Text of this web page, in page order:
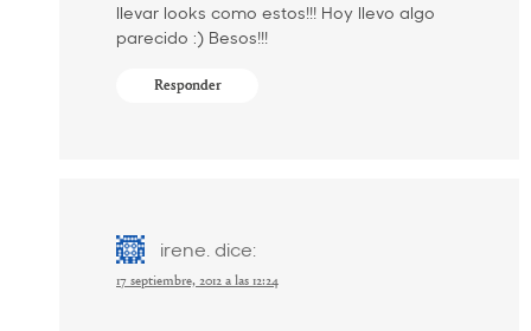
llevar looks como estos!!! Hoy llevo algo
parecido :) Besos!!!
Responder
irene. dice:
17 septiembre, 2012 a las 12:24